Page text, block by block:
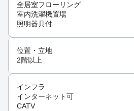
全居室フローリング
室内洗濯機置場
照明器具付
位置・立地
2階以上
インフラ
インターネット可
CATV